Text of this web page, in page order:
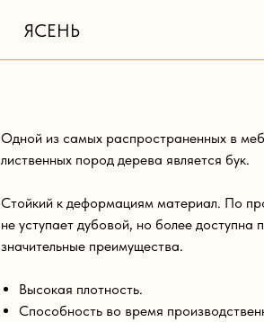
ЯСЕНЬ
Одной из самых распространенных в
лиственных пород дерева является бук.
Стойкий к деформациям материал. По
не уступает дубовой, но более доступна
значительные преимущества.
Высокая плотность.
Способность во время